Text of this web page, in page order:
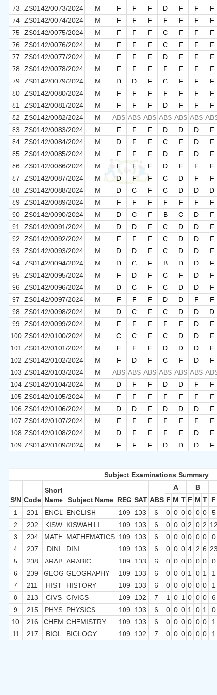
73
ZS0142/0073/2024 M F F F D F F
F
74 ZS0142/0074/2024 M F F F F F F
F
75 ZS0142/0075/2024 M F F F C F F
F
76
ZS0142/0076/2024 M F F F C F F
F
77
ZS0142/0077/2024 M F F F D F F
F
78
ZS0142/0078/2024 M F F F F F F
F
79
ZS0142/0079/2024 M D D F C F F
F
80 ZS0142/0080/2024 M F F F F F F
F
81
ZS0142/0081/2024 M F F F D F F
F
82
ZS0142/0082/2024 M ABS ABS ABS ABS ABS ABS
83
ZS0142/0083/2024 M F F F D D D
F
84 ZS0142/0084/2024 M D F F C F D
F
85 ZS0142/0085/2024 M F F F D F D
F
86
ZS0142/0086/2024 M F F F D F F
F
87
ZS0142/0087/2024 M D F F C D F
F
88
ZS0142/0088/2024 M D C F C D D
D
89
ZS0142/0089/2024 M F F F F F F
F
90 ZS0142/0090/2024 M D C F B C D
F
91
ZS0142/0091/2024 M D D F C D D
F
92
ZS0142/0092/2024 M F F F C D D
F
93
ZS0142/0093/2024 M D D F C D D
F
94 ZS0142/0094/2024 M D C F B D D
F
95 ZS0142/0095/2024 M F D F C F D
F
96
ZS0142/0096/2024 M D C F C D D
F
97
ZS0142/0097/2024 M F F F D D F
F
98
ZS0142/0098/2024 M D C F C D D
D
99
ZS0142/0099/2024 M F F F F F D
F
100 ZS0142/0100/2024 M C C F C D D
F
101 ZS0142/0101/2024 M F F F D D D
F
102 ZS0142/0102/2024 M F D F C F D
F
103 ZS0142/0103/2024 M ABS ABS ABS ABS ABS ABS
104 ZS0142/0104/2024 M D F F D D F
F
105 ZS0142/0105/2024 M F F F F F F
F
106 ZS0142/0106/2024 M D D F D D D
F
107 ZS0142/0107/2024 M F F F F F F
F
108 ZS0142/0108/2024 M D F F F F D
F
109 ZS0142/0109/2024 M F F F D D D F
Subject Examinations Summary
S/N Code
Short
Name
Subject Name REG SAT ABS
A
B
F M T F M T F
1
201 ENGL ENGLISH 109 103 6 0 0 0 0 0 0
5
2
202 KISW KISWAHILI 109 103 6 0 0 0 2 0 2 12
3
204 MATH MATHEMATICS 109 103 6 0 0 0 0 0 0
0
4
207 DINI DINI 109 103 6 0 0 0 4 2 6 23
5
208 ARAB ARABIC 109 103 6 0 0 0 0 0 0
0
6
209 GEOG GEOGRAPHY 109 103 6 0 0 0 1 0 1
1
7
211 HIST HISTORY 109 103 6 0 0 0 0 0 0
1
8
213 CIVS CIVICS 109 102 7 1 0 1 0 0 0
6
9
215 PHYS PHYSICS 109 103 6 0 0 0 1 0 1
0
10
216 CHEM CHEMISTRY 109 103 6 0 0 0 0 0 0
1
11
217 BIOL BIOLOGY 109 102 7 0 0 0 0 0 0 1